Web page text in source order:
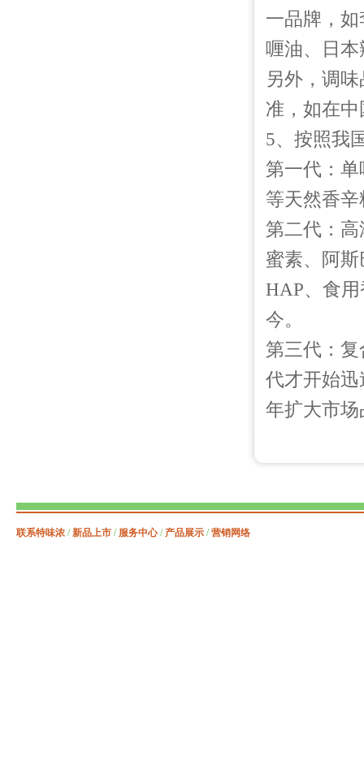
一品牌，
喱油、日
另外，调
准，如在
5、按照我
第一代：
等天然香
第二代：
蜜素、阿
HAP、食
今。
第三代：
代才开始
年扩大市
联系特味浓 /新品上市 / 服务中心/ 产品展示 /营销网络